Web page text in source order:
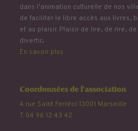
dans l'animation culturelle de nos
de faciliter le libre accès aux livres,
et au plaisir. Plaisir de lire, de rire,
divertir...
En savoir plus
Coordonnées de l'association
4 rue Saint Ferréol 13001 Marseille
T. 04 96 12 43 42